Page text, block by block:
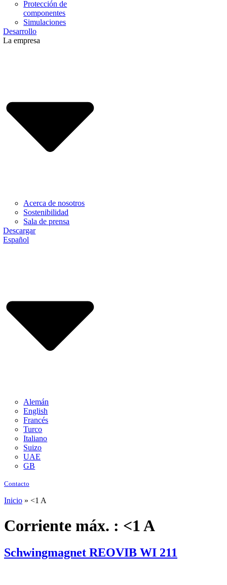
Protección de
componentes
Simulaciones
Desarrollo
La empresa
Acerca de nosotros
Sostenibilidad
Sala de prensa
Descargar
Español
Alemán
English
Francés
Turco
Italiano
Suizo
UAE
GB
Contacto
Inicio » <1 A
Corriente máx. : <1 A
Schwingmagnet REOVIB WI 211